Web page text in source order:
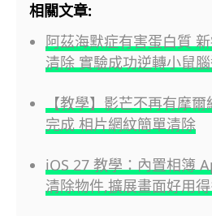
相關文章:
阿茲海默症有害蛋白質
清除 實驗成功逆轉小鼠
【教學】影芒不再有摩
完成 相片網紋簡單清除
iOS 27 教學：內置相簿
清除物件,擴展畫面好用